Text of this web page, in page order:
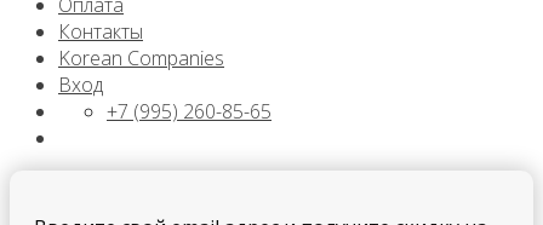
Контакты
Korean Companies
Вход
+7 (995) 260-85-65